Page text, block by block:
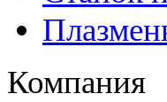
Компания